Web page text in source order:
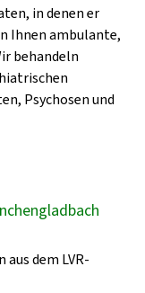
in denen er
Ihnen ambulante,
behandeln
Psychosen und
dem LVR-